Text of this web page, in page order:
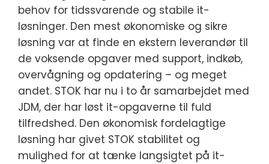
behov for tidssvarende og stabile it-
løsninger. Den mest økonomiske og sikre
løsning var at finde en ekstern leverandør til
de voksende opgaver med support, indkøb,
overvågning og opdatering – og meget
andet. STOK har nu i to år samarbejdet med
JDM, der har løst it-opgaverne til fuld
tilfredshed. Den økonomisk fordelagtige
løsning har givet STOK stabilitet og
mulighed for at tænke langsigtet på it-